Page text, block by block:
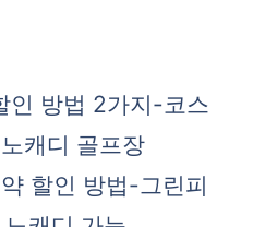
인 방법 2가지-코스
캐디 골프장
할인 방법-그린피